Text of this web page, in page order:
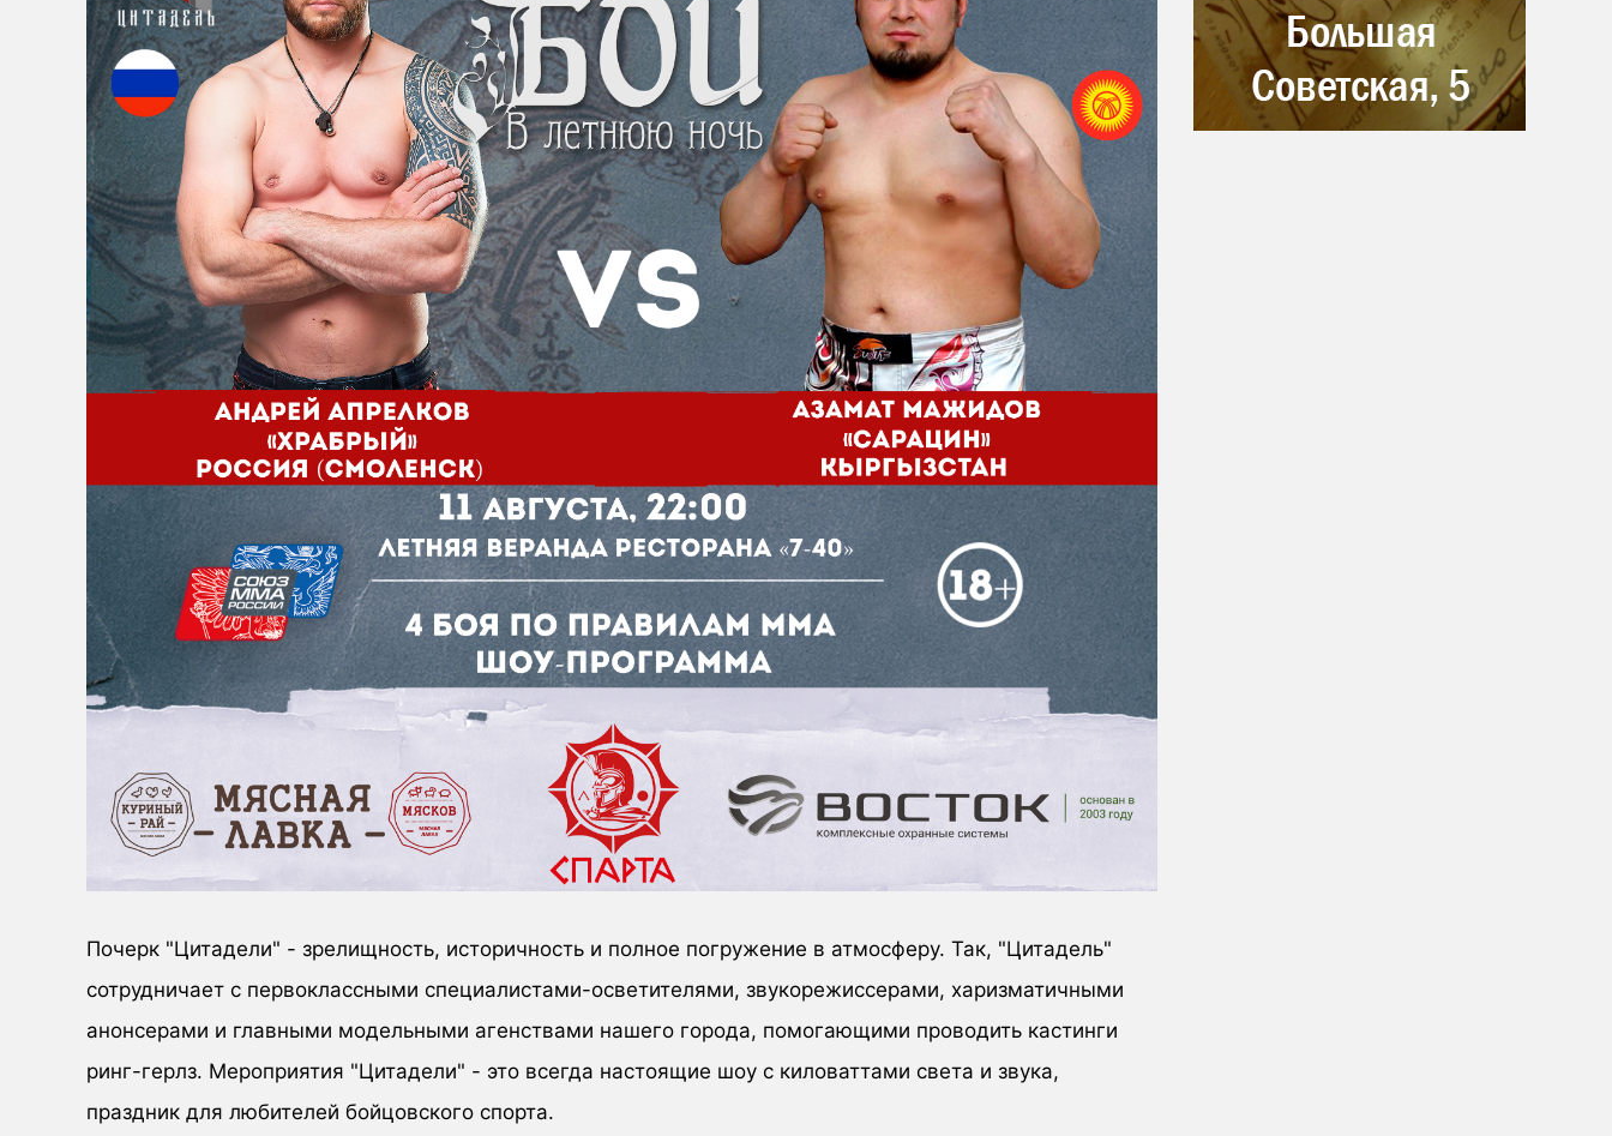
Почерк "Цитадели" - зрелищность, историчность и полное погружение в атмосферу. Так, "Цитадель"
сотрудничает с первоклассными специалистами-осветителями, звукорежиссерами, харизматичными
анонсерами и главными модельными агенствами нашего города, помогающими проводить кастинги
ринг-герлз. Мероприятия "Цитадели" - это всегда настоящие шоу с киловаттами света и звука,
праздник для любителей бойцовского спорта.